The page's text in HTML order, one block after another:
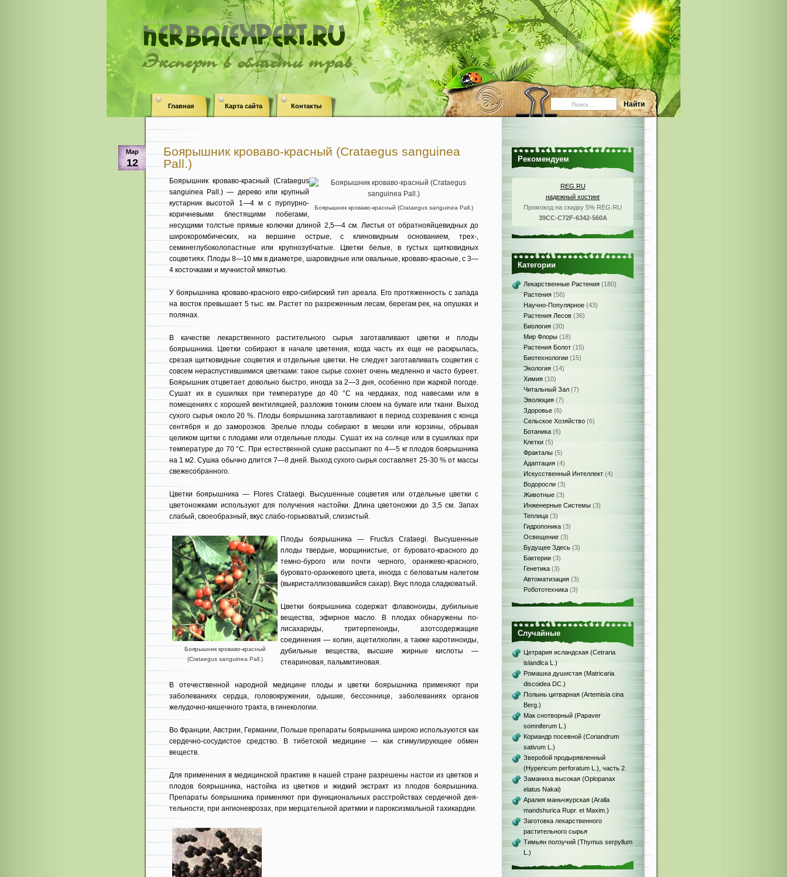
Эксперт в области трав
Главная Карта сайта Контакты
Мар
12
Боярышник кроваво-красный (Crataegus sanguinea
Pall.)
Боярышник кроваво-красный (Crataegus sanguinea Pall.)
Боярышник кроваво-красный (Crataegus
sanguinea Pall.) — дерево или крупный
кустарник высо­той 1—4 м с пурпурно-
коричневыми блестящими побегами,
несущими толс­тые прямые колючки длиной 2,5—4 см. Листья от обратнояйцевидных до
широкоромбических, на вершине острые, с клиновидным основанием, трех-,
семинеглубоколопастные или крупнозуб­чатые. Цветки белые, в густых щитко­видных
соцветиях. Плоды 8—10 мм в диаметре, шаровидные или овальные, кроваво-красные, с 3—
4 косточками и мучнистой мякотью.
У боярышника кроваво-красного евро-сибирский тип ареала. Его протя­женность с запада
на восток превы­шает 5 тыс. км. Растет по разрежен­ным лесам, берегам рек, на опушках и
полянах.
В качестве лекарственного расти­тельного сырья заготавливают цветки и плоды
боярышника. Цветки собира­ют в начале цветения, когда часть их еще не раскрылась,
срезая щитковид­ные соцветия и отдельные цветки. Не следует заготавливать соцветия с
совсем нераспустившимися цветками: такое сырье сохнет очень медленно и часто буреет.
Боярышник отцвета­ет довольно быстро, иногда за 2—3 дня, особенно при жаркой погоде.
Су­шат их в сушилках при температуре до 40 °С на чердаках, под навесами или в
помещениях с хорошей вентиляцией, разложив тонким слоем на бумаге или ткани. Выход
сухого сырья около 20 %. Плоды боярышника заготавливают в период созревания с конца
сентября и до заморозков. Зрелые плоды соби­рают в мешки или корзины, обрывая
целиком щитки с плодами или отдель­ные плоды. Сушат их на солнце или в сушилках при
температуре до 70 °С. При естественной сушке рассыпают по 4—5 кг плодов боярышника
на 1 м2. Сушка обычно длится 7—8 дней. Вы­ход сухого сырья составляет 25-30 % от массы
свежесобранного.
Цветки боярышника — Flores Crataegi. Высушенные соцветия или отдельные цветки с
цветоножками используют для получения настойки. Длина цветонож­ки до 3,5 см. Запах
слабый, своеоб­разный, вкус слабо-горьковатый, сли­зистый.
Боярышник кроваво-красный
(Crataegus sanguinea Pall.)
Плоды боярышника — Fructus Crataegi. Высушенные
плоды твердые, морщи­нистые, от буровато-красного до
темно-бурого или почти черного, оранжево-красного,
буровато-оранжевого цвета, иногда с беловатым налетом
(выкрис­таллизовавшийся сахар). Вкус плода сладковатый.
Цветки боярышника содержат флавоноиды, дубильные
вещества, эфи­рное масло. В плодах обнаружены по­
лисахариды, тритерпеноиды, азотсо­держащие
соединения — холин, ацетилхолин, а также каротиноиды,
дубильные вещества, высшие жирные кислоты —
стеариновая, пальмитино­вая.
В отечественной народной медици­не плоды и цветки боярышника при­меняют при
заболеваниях сердца, голо­вокружении, одышке, бессоннице, забо­леваниях органов
желудочно-кишечно­го тракта, в гинекологии.
Во Франции, Австрии, Германии, Польше препараты боярышника широ­ко используются как
сердечно-сосудис­тое средство. В тибетской медицине — как стимулирующее обмен
веществ.
Для применения в медицинской практике в нашей стране разрешены настои из цветков и
плодов боярышника, на­стойка из цветков и жидкий экстракт из плодов боярышника.
Препараты боярышника применяют при функцио­нальных расстройствах сердечной дея­
тельности, при ангионеврозах, при мерцательной аритмии и пароксизмальной тахикардии.
Рекомендуем
REG.RU
надежный хостинг
Промокод на скидку 5% REG.RU
39CC-C72F-6342-560A
Категории
Лекарственные Растения (180)
Растения (56)
Научно-Популярное (43)
Растения Лесов (36)
Биология (30)
Мир Флоры (18)
Растения Болот (15)
Биотехнологии (15)
Экология (14)
Химия (10)
Читальный Зал (7)
Эволюция (7)
Здоровье (6)
Сельское Хозяйство (6)
Ботаника (6)
Клетки (5)
Фракталы (5)
Адаптация (4)
Искусственный Интеллект (4)
Водоросли (3)
Животные (3)
Инженерные Системы (3)
Теплица (3)
Гидропоника (3)
Освещение (3)
Будущее Здесь (3)
Бактерии (3)
Генетика (3)
Автоматизация (3)
Робототехника (3)
Случайные
Цетрария исландская (Сetraria
islandlca L.)
Ромашка душистая (Matricaria
discoidea DC.)
Полынь цитварная (Artemisia cina
Berg.)
Мак снотворный (Papaver
somniferum L.)
Кориандр посевной (Coriandrum
sativum L.)
Зверобой продырявленный
(Hypericum perforatum L.), часть 2
Заманиха высокая (Oplopanax
elatus Nakai)
Аралия маньчжурская (Aralla
mandshurica Rupr. et Maxim.)
Заготовка лекарственного
растительного сырья
Тимьян ползучий (Thymus serpyllum
L.)